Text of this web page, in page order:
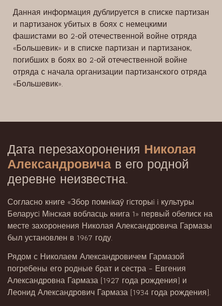
Данная информация дублируется в списке партизан
и партизанок убитых в боях с немецкими
фашистами во 2-ой отечественной войне отряда
«Большевик» и в списке партизан и партизанок,
погибших в боях во 2-ой отечественной войне
отряда с начала организации партизанского отряда
«Большевик».
Дата перезахоронения Николая
Александровича в его родной
деревне неизвестна.
Согласно книге «Збор помнiкаӯ гiсторыi i культуры
Беларусi Мiнская вобласць книга 1» первый обелиск на
месте захоронения Николая Александровича Гармазы
был установлен в 1967 году.
Рядом с Николаем Александровичем Гармазой
погребены его родные брат и сестра – Евгения
Александровна Гармаза (1927 года рождения) и
Леонид Александрович Гармаза (1934 года рождения).